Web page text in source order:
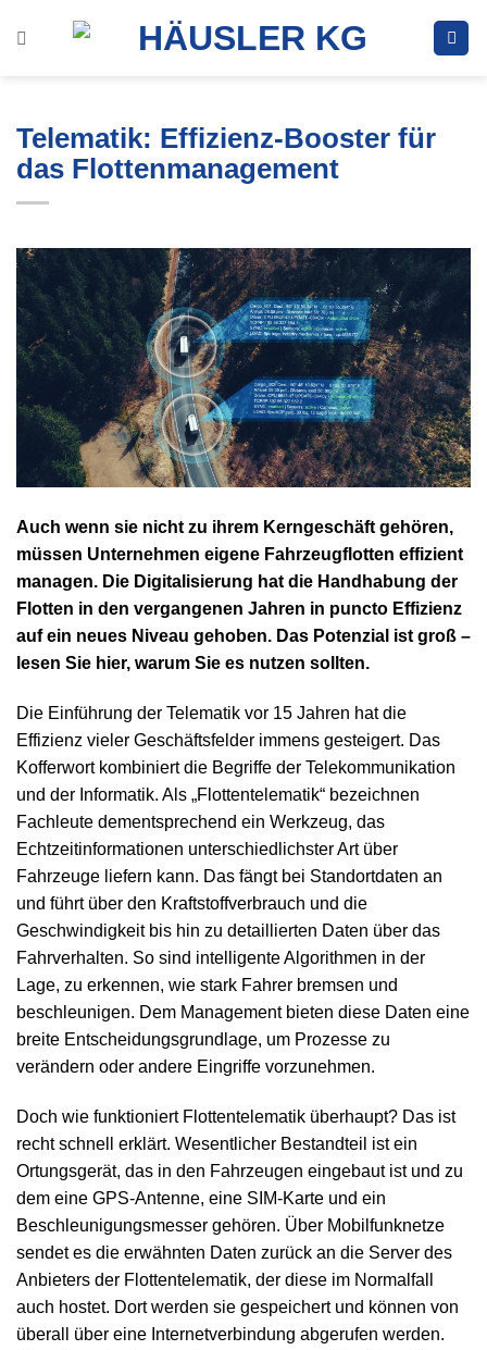
Inhalt
Telematik: Effizienz-Booster für
das Flottenmanagement
Auch wenn sie nicht zu ihrem Kerngeschäft gehören,
müssen Unternehmen eigene Fahrzeugflotten effizient
managen. Die Digitalisierung hat die Handhabung der
Flotten in den vergangenen Jahren in puncto Effizienz
auf ein neues Niveau gehoben. Das Potenzial ist groß –
lesen Sie hier, warum Sie es nutzen sollten.
Die Einführung der Telematik vor 15 Jahren hat die
Effizienz vieler Geschäftsfelder immens gesteigert. Das
Kofferwort kombiniert die Begriffe der Telekommunikation
und der Informatik. Als „Flottentelematik“ bezeichnen
Fachleute dementsprechend ein Werkzeug, das
Echtzeitinformationen unterschiedlichster Art über
Fahrzeuge liefern kann. Das fängt bei Standortdaten an
und führt über den Kraftstoffverbrauch und die
Geschwindigkeit bis hin zu detaillierten Daten über das
Fahrverhalten. So sind intelligente Algorithmen in der
Lage, zu erkennen, wie stark Fahrer bremsen und
beschleunigen. Dem Management bieten diese Daten eine
breite Entscheidungsgrundlage, um Prozesse zu
verändern oder andere Eingriffe vorzunehmen.
Doch wie funktioniert Flottentelematik überhaupt? Das ist
recht schnell erklärt. Wesentlicher Bestandteil ist ein
Ortungsgerät, das in den Fahrzeugen eingebaut ist und zu
dem eine GPS-Antenne, eine SIM-Karte und ein
Beschleunigungsmesser gehören. Über Mobilfunknetze
sendet es die erwähnten Daten zurück an die Server des
Anbieters der Flottentelematik, der diese im Normalfall
auch hostet. Dort werden sie gespeichert und können von
überall über eine Internetverbindung abgerufen werden.